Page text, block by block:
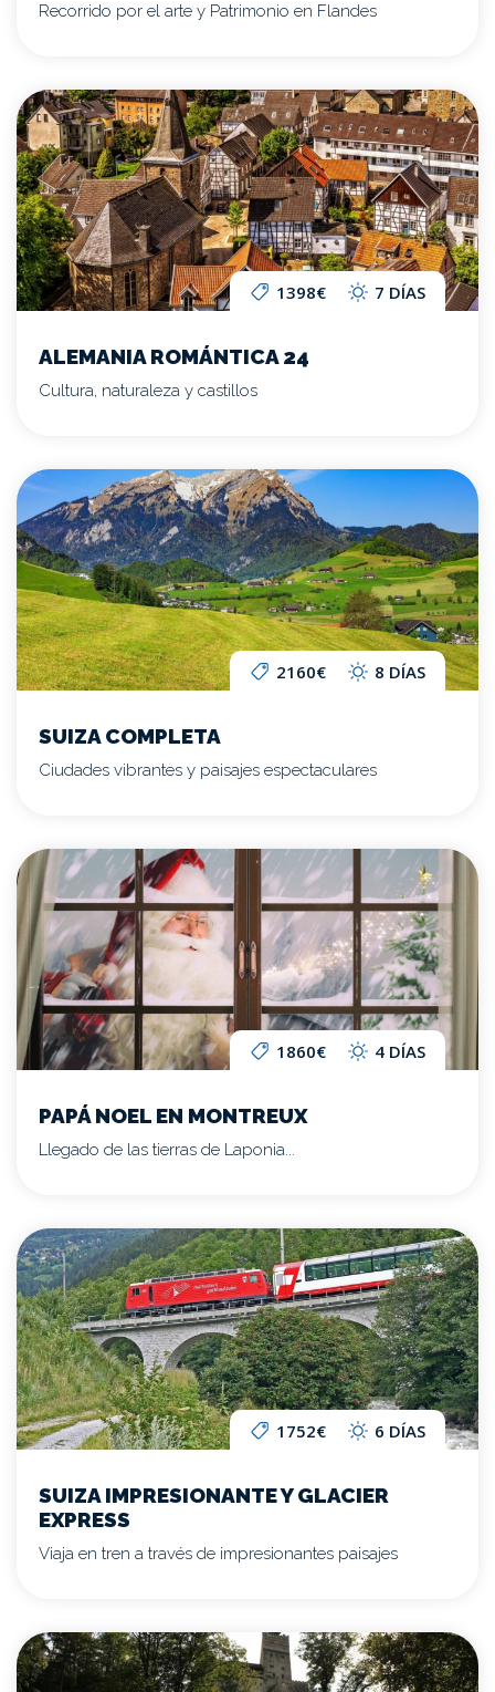
Recorrido por el arte y Patrimonio en Flandes
1398€ 7 DÍAS
ALEMANIA ROMÁNTICA 24
Cultura, naturaleza y castillos
2160€ 8 DÍAS
SUIZA COMPLETA
Ciudades vibrantes y paisajes espectaculares
1860€ 4 DÍAS
PAPÁ NOEL EN MONTREUX
Llegado de las tierras de Laponia...
1752€ 6 DÍAS
SUIZA IMPRESIONANTE Y GLACIER
EXPRESS
Viaja en tren a través de impresionantes paisajes